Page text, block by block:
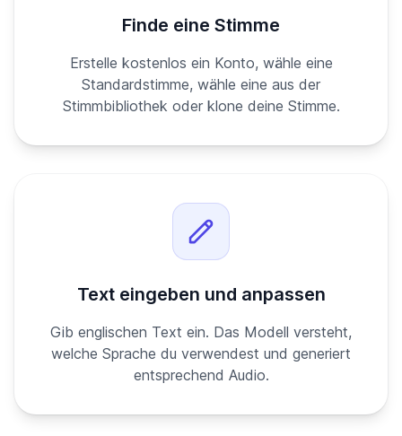
Finde eine Stimme
Erstelle kostenlos ein Konto, wähle eine
Standardstimme, wähle eine aus der
Stimmbibliothek oder klone deine Stimme.
Text eingeben und anpassen
Gib englischen Text ein. Das Modell versteht,
welche Sprache du verwendest und generiert
entsprechend Audio.